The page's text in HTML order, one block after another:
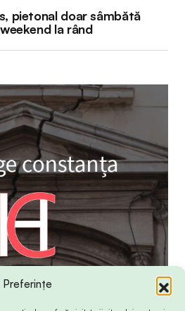
Preferințe
pietonal doar sâmbătă
la rând